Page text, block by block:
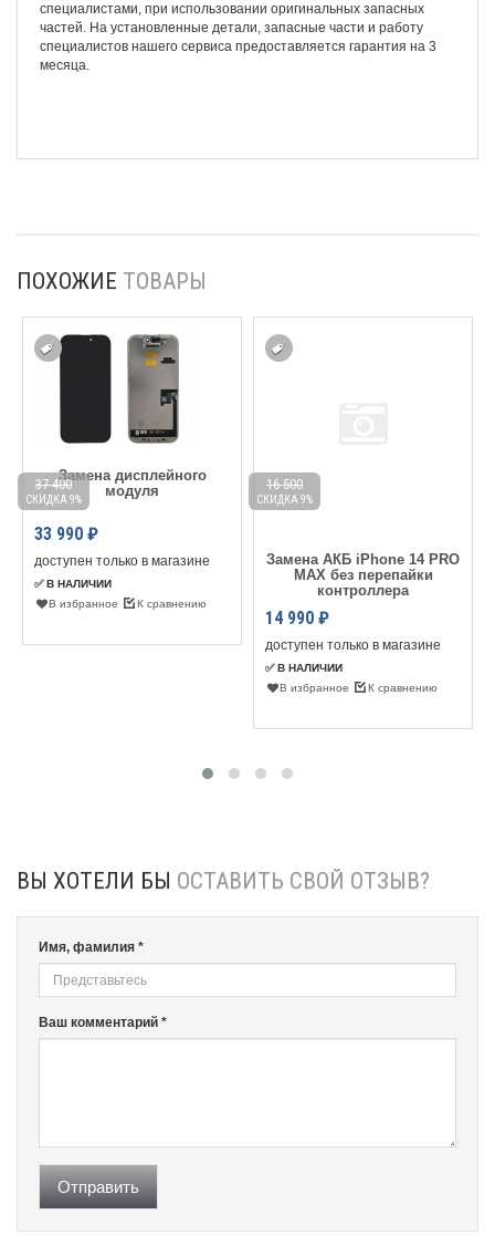
специалистами, при использовании оригинальных запасных
частей. На установленные детали, запасные части и работу
специалистов нашего сервиса предоставляется гарантия на 3
месяца.
ПОХОЖИЕ ТОВАРЫ
Замена дисплейного
модуля
33 990 ₽
37 400
СКИДКА 9%
доступен только в магазине
✅ В НАЛИЧИИ
В избранное
К сравнению
Замена АКБ iPhone 14 PRO
MAX без перепайки
контроллера
14 990 ₽
16 500
СКИДКА 9%
доступен только в магазине
✅ В НАЛИЧИИ
В избранное
К сравнению
ВЫ ХОТЕЛИ БЫ ОСТАВИТЬ СВОЙ ОТЗЫВ?
Имя, фамилия *
Ваш комментарий *
Отправить